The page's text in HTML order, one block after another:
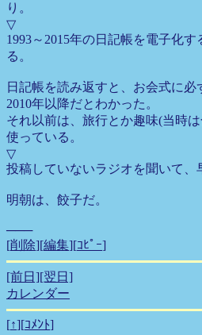
り。
▽
1993～2015年の日記帳を電子化
る。
日記帳を読み返すと、お会式に必
2010年以降だとわかった。
それ以前は、旅行とか趣味(当時
使っている。
▽
投稿していないラジオを聞いて、
明朝は、餃子だ。
───
[削除][編集][ｺﾋﾟｰ]
[前日][翌日]
カレンダー
[↑][ｺﾒﾝﾄ]